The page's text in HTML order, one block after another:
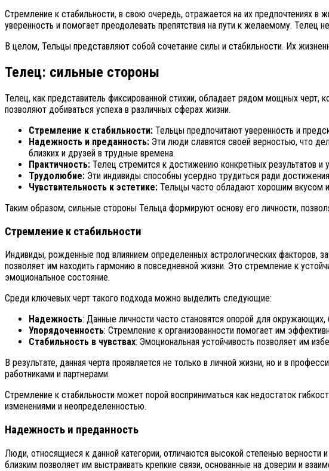
Стремление к стабильности, в свою очередь, отражается на их предпочтениях
уверенность и помогает преодолевать препятствия на пути к желаемому. Телец
В целом, Тельцы представляют собой сочетание силы и стабильности. Их
Телец: сильные стороны
Телец, как представитель фиксированной стихии, обладает рядом мощных
позволяют добиваться успеха в различных сферах жизни.
Стремление к стабильности: Тельцы предпочитают уверенность и
Надежность и преданность: Эти люди славятся своей верностью, что
близких и друзей в трудные времена.
Практичность: Телец стремится к достижению конкретных результатов
Трудолюбие: Эти индивиды способны усердно трудиться ради
Чувствительность к эстетике: Тельцы часто обладают хорошим вкусом
Таким образом, сильные стороны Тельца формируют основу его личности,
Стремление к стабильности
Индивиды, рожденные под влиянием определенных астрологических факторов,
позволяет им находить гармонию в повседневной жизни. Это стремление к
эмоциональное состояние.
Среди ключевых черт такого подхода можно выделить следующие:
Надежность: Данные личности часто становятся опорой для
Упорядоченность: Стремление к организованности помогает им
Стабильность в чувствах: Эмоциональная устойчивость позволяет им
В результате, данная черта проявляется не только в личной жизни, но и в
работниками и партнерами.
Стремление к стабильности может порой восприниматься как недостаток
изменениями и неопределенностью.
Надежность и преданность
Люди, относящиеся к данной категории, отличаются высокой степенью верности
близким позволяет им выстраивать крепкие связи, основанные на доверии и